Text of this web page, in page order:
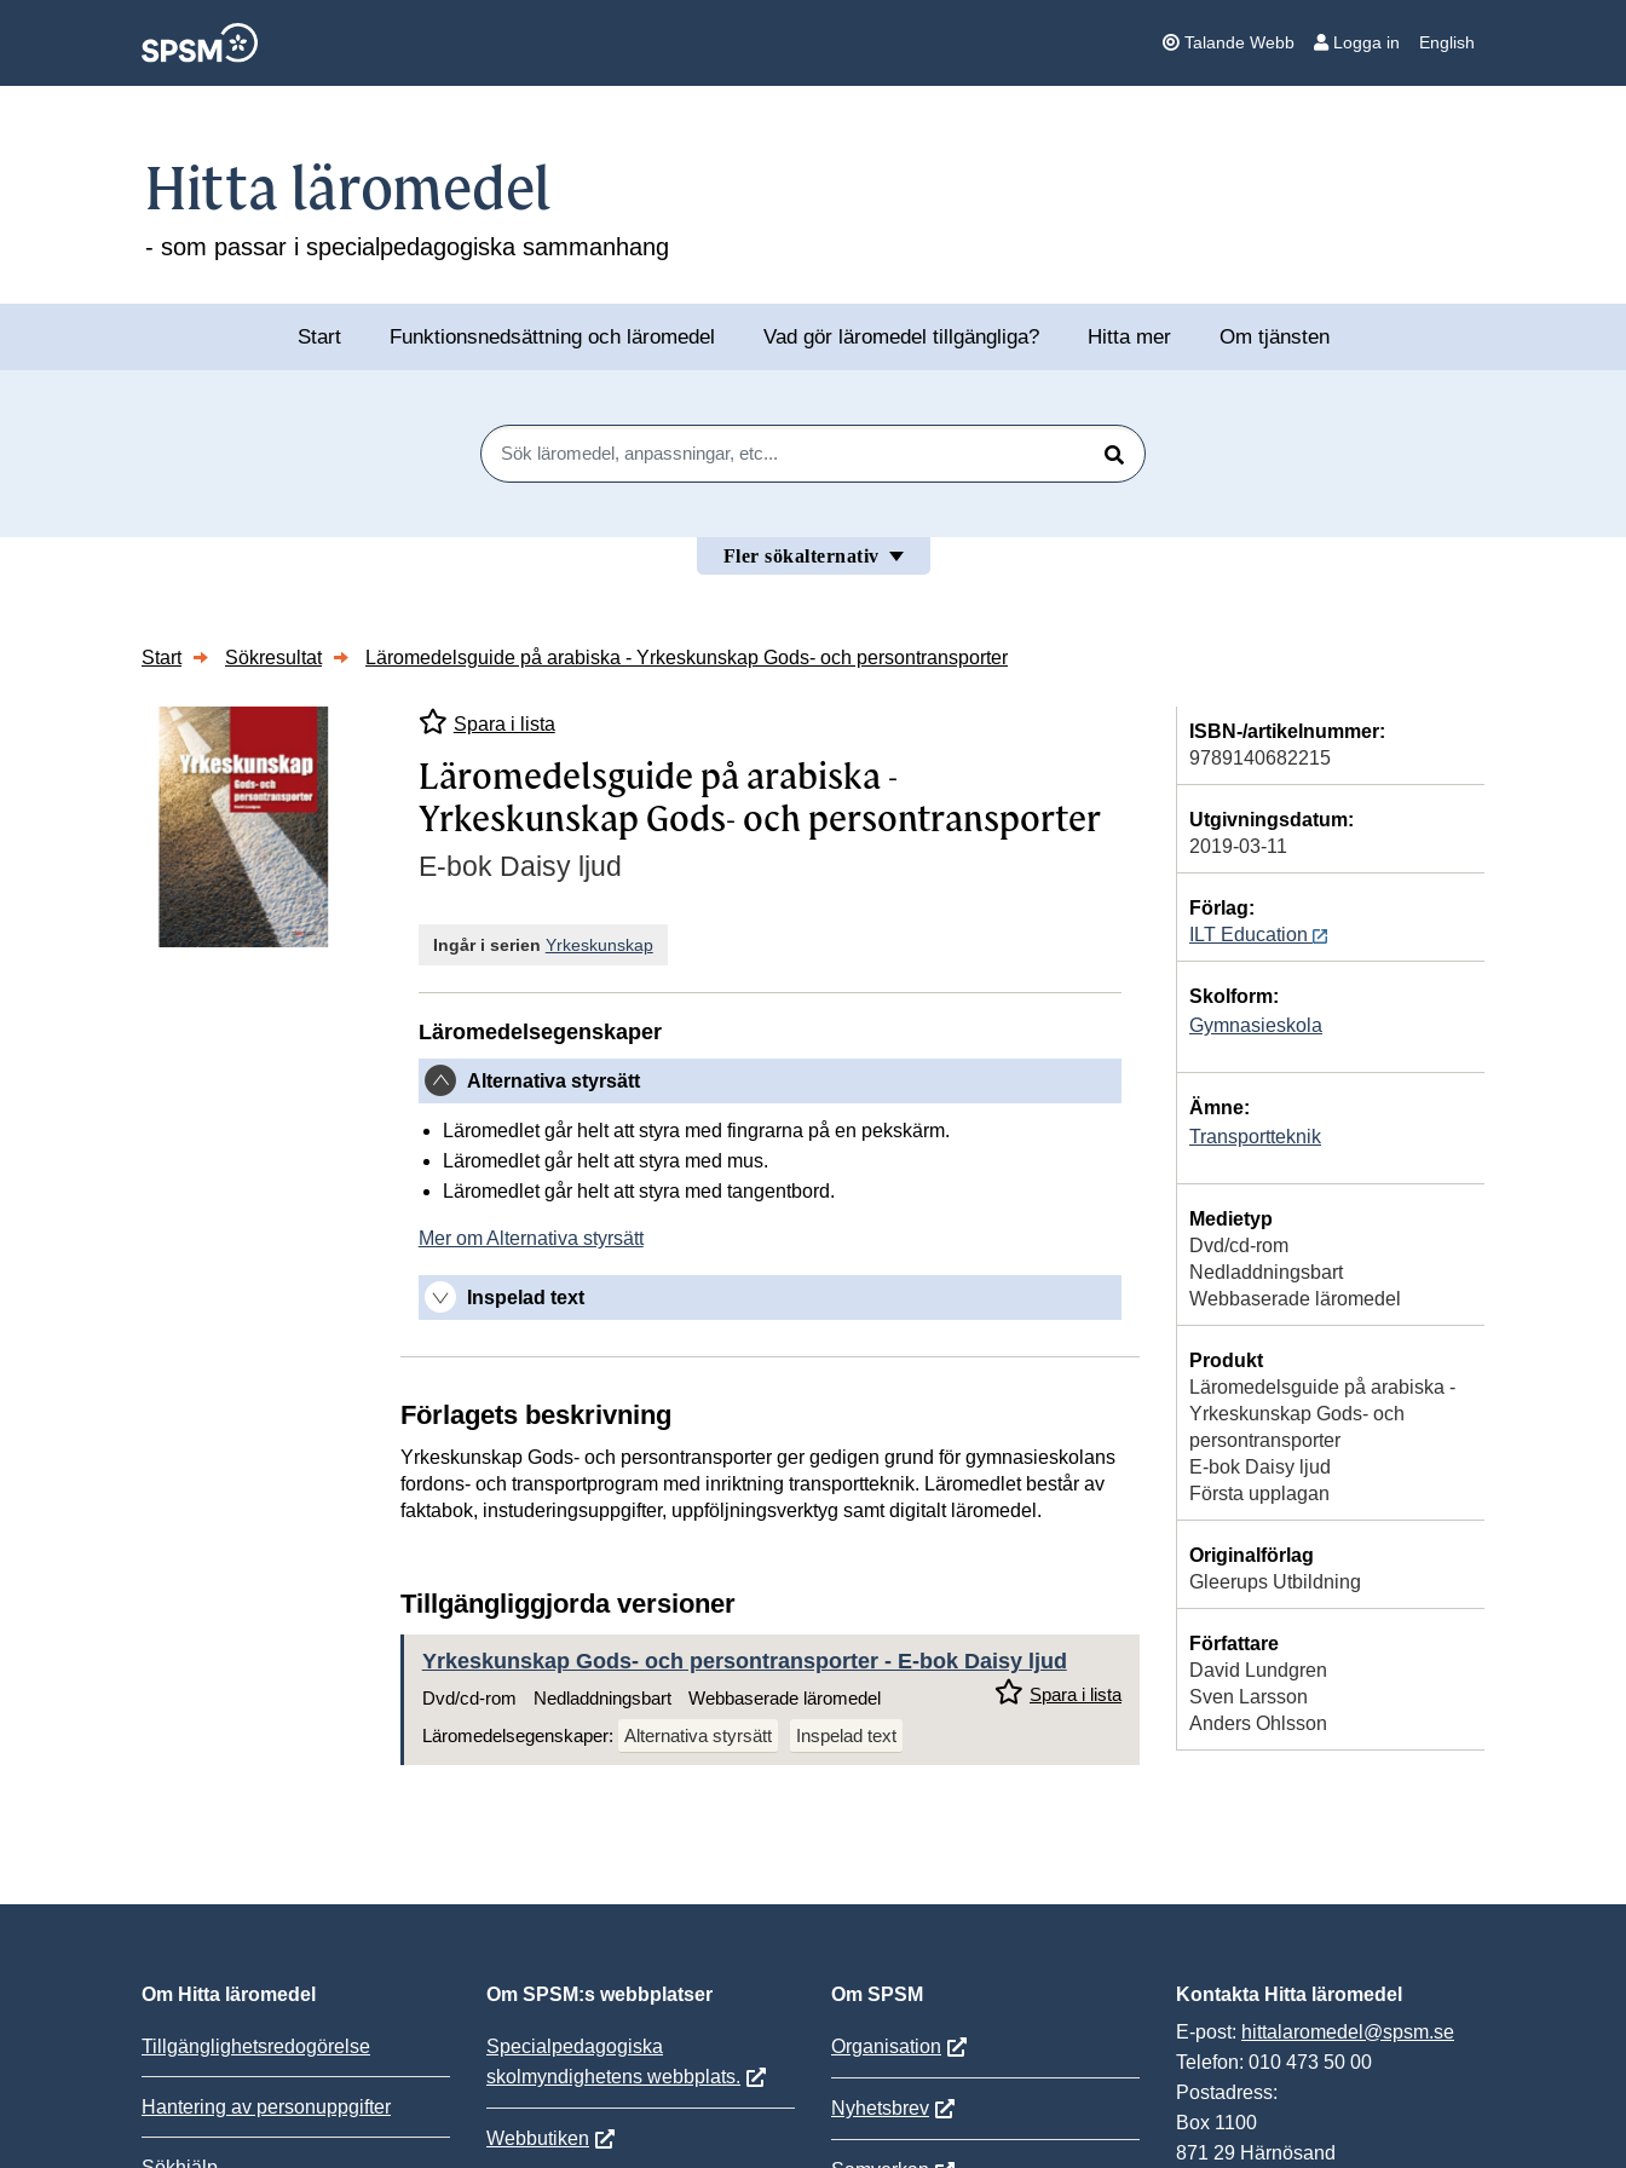
Talande Webb Logga in English
Hitta läromedel
- som passar i specialpedagogiska sammanhang
Start Funktionsnedsättning och läromedel Vad gör läromedel tillgängliga? Hitta mer Om tjänsten
Sök
Sök
Fler sökalternativ
Start Sökresultat Läromedelsguide på arabiska - Yrkeskunskap Gods- och persontransporter
Spara i lista
Läromedelsguide på arabiska -
Yrkeskunskap Gods- och persontransporter
E-bok Daisy ljud
Ingår i serien Yrkeskunskap
Läromedelsegenskaper
Alternativa styrsätt
Läromedlet går helt att styra med fingrarna på en pekskärm.
Läromedlet går helt att styra med mus.
Läromedlet går helt att styra med tangentbord.
Mer om Alternativa styrsätt
Inspelad text
Förlagets beskrivning
Yrkeskunskap Gods- och persontransporter ger gedigen grund för gymnasieskolans
fordons- och transportprogram med inriktning transportteknik. Läromedlet består av
faktabok, instuderingsuppgifter, uppföljningsverktyg samt digitalt läromedel.
Tillgängliggjorda versioner
Yrkeskunskap Gods- och persontransporter - E-bok Daisy ljud
Spara i lista
Dvd/cd-rom Nedladdningsbart
Webbaserade läromedel
Läromedelsegenskaper: Alternativa styrsätt Inspelad text
ISBN-/artikelnummer:
9789140682215
Utgivningsdatum:
2019-03-11
Förlag:
ILT Education
Skolform:
Gymnasieskola
Ämne:
Transportteknik
Medietyp
Dvd/cd-rom
Nedladdningsbart
Webbaserade läromedel
Produkt
Läromedelsguide på arabiska -
Yrkeskunskap Gods- och
persontransporter
E-bok Daisy ljud
Första upplagan
Originalförlag
Gleerups Utbildning
Författare
David Lundgren
Sven Larsson
Anders Ohlsson
Om Hitta läromedel
Tillgänglighetsredogörelse
Hantering av personuppgifter
Om SPSM:s webbplatser
Specialpedagogiska
skolmyndighetens webbplats.
Webbutiken
Om SPSM
Organisation
Nyhetsbrev
Kontakta Hitta läromedel
E-post: hittalaromedel@spsm.se
Telefon: 010 473 50 00
Postadress:
Box 1100
871 29 Härnösand